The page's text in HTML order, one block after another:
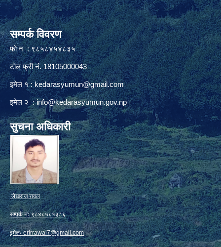
सम्पर्क विवरण
फाे न : ९८५८४५४८३५
टोल फ्री नं. 18105000043
इमेल १ :kedarasyumun@gmail.com
इमेल २ :info@kedarasyumun.gov.np
सुचना अधिकारी
लेखराज रावल
सम्पर्क नः ९८४८५८१३८६
इमेलःerlrrawal7@gmail.com